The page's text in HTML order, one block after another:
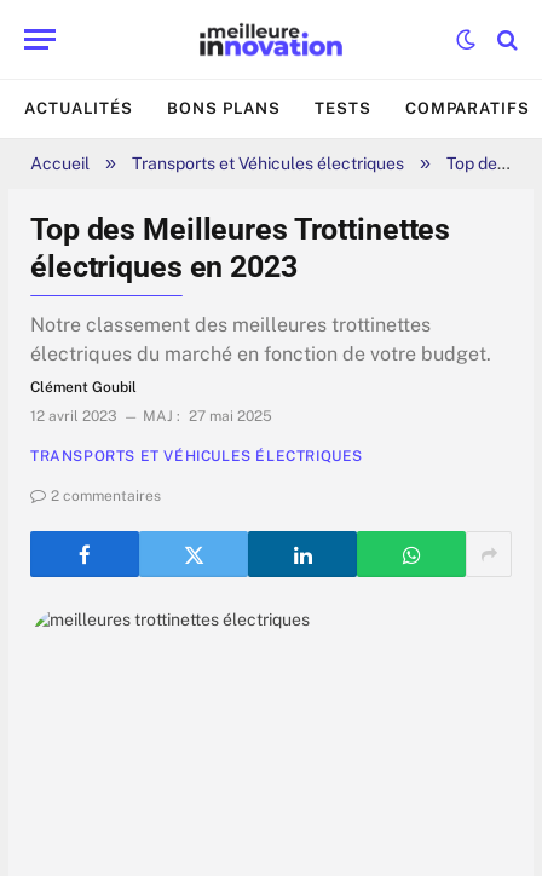
ACTUALITÉS BONS PLANS TESTS COMPARATIFS
Accueil » Transports et Véhicules électriques » Top des Meilleures Trottinettes électriques en 2023
Top des Meilleures Trottinettes
électriques en 2023
Notre classement des meilleures trottinettes
électriques du marché en fonction de votre budget.
Clément Goubil
12 avril 2023
MAJ : 27 mai 2025
TRANSPORTS ET VÉHICULES ÉLECTRIQUES
2 commentaires